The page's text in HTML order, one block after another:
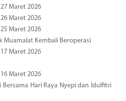
Maret 2026
Maret 2026
Maret 2026
Muamalat Kembali Beroperasi
Maret 2026
Maret 2026
Bersama Hari Raya Nyepi dan Idulfitri